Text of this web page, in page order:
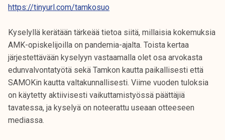
https://tinyurl.com/tamkosuo
Kyselyllä kerätään tärkeää tietoa siitä, millaisia kokemuksia
AMK-opiskelijoilla on pandemia-ajalta. Toista kertaa
järjestettävään kyselyyn vastaamalla olet osa arvokasta
edunvalvontatyötä sekä Tamkon kautta paikallisesti että
SAMOKin kautta valtakunnallisesti. Viime vuoden tuloksia
on käytetty aktiivisesti vaikuttamistyössä päättäjiä
tavatessa, ja kyselyä on noteerattu useaan otteeseen
mediassa.